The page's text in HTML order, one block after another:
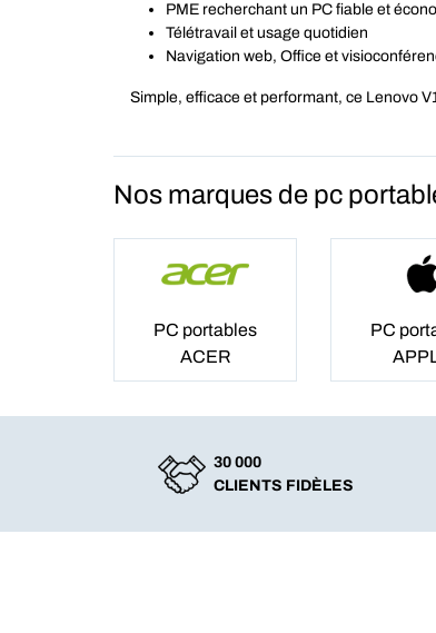
PME recherchant un PC fiable et
Télétravail et usage quotidien
Navigation web, Office et
Simple, efficace et performant, ce Lenovo
Nos marques de pc
PC portables
ACER
PC
30 000
CLIENTS FIDÈLES